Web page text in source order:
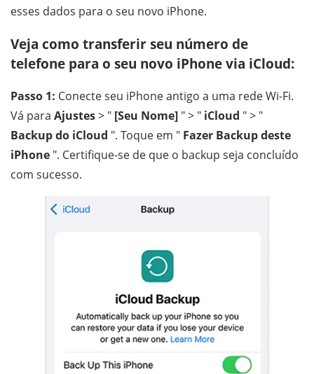
esses dados para o seu novo iPhone.
Veja como transferir seu número de
telefone para o seu novo iPhone via iCloud:
Passo 1: Conecte seu iPhone antigo a uma rede Wi-Fi.
Vá para Ajustes> " [Seu Nome] " > " iCloud " > "
Backup do iCloud ". Toque em " Fazer Backup deste
iPhone ". Certifique-se de que o backup seja concluído
com sucesso.